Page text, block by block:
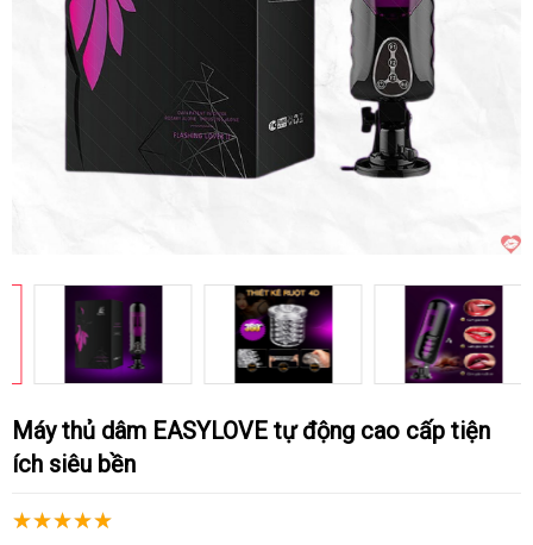
Máy thủ dâm EASYLOVE tự động cao cấp tiện
ích siêu bền